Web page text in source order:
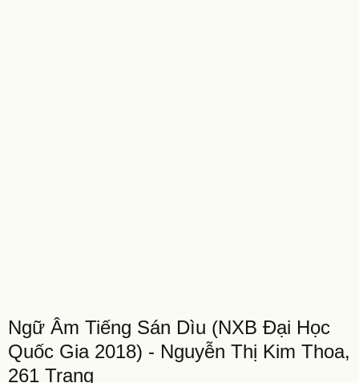
Ngữ Âm Tiếng Sán Dìu (NXB Đại Học
Quốc Gia 2018) - Nguyễn Thị Kim Thoa,
261 Trang